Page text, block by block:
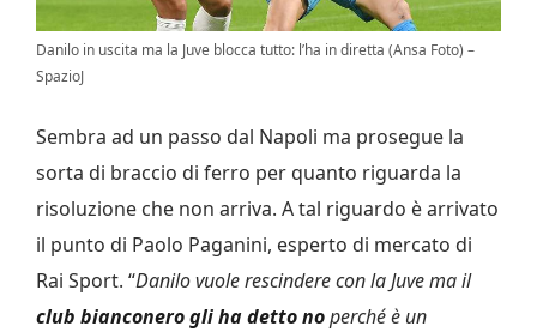
Danilo in uscita ma la Juve blocca tutto: l’ha in diretta (Ansa Foto) –
SpazioJ
Sembra ad un passo dal Napoli ma prosegue la
sorta di braccio di ferro per quanto riguarda la
risoluzione che non arriva. A tal riguardo è arrivato
il punto di Paolo Paganini, esperto di mercato di
Rai Sport. “Danilo vuole rescindere con la Juve ma il
club bianconero gli ha detto noperché è un